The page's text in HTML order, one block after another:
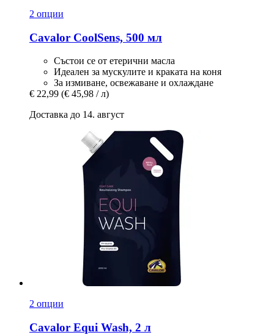
2 опции
Cavalor CoolSens, 500 мл
Състои се от етерични масла
Идеален за мускулите и краката на коня
За измиване, освежаване и охлаждане
€ 22,99 (€ 45,98 / л)
Доставка до 14. август
2 опции
Cavalor Equi Wash, 2 л